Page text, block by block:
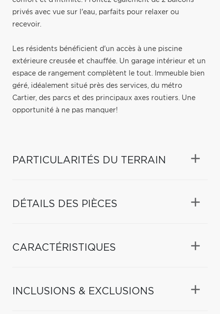
privés avec vue sur l'eau, parfaits pour relaxer ou
recevoir.
Les résidents bénéficient d'un accès à une piscine
extérieure creusée et chauffée. Un garage intérieur et un
espace de rangement complètent le tout. Immeuble bien
géré, idéalement situé près des services, du métro
Cartier, des parcs et des principaux axes routiers. Une
opportunité à ne pas manquer!
PARTICULARITÉS DU TERRAIN
DÉTAILS DES PIÈCES
CARACTÉRISTIQUES
INCLUSIONS & EXCLUSIONS